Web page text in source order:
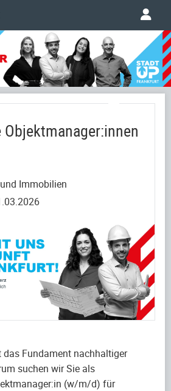
Immobilien
das Fundament nachhaltiger
suchen wir Sie als
(w/m/d) für